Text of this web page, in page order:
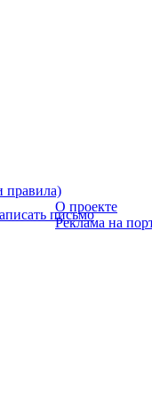
О проекте
Реклама на